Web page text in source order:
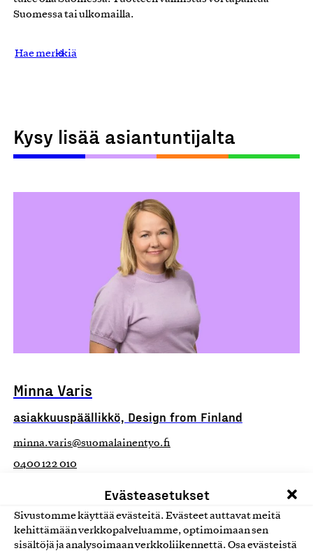
Evästeasetukset
Sivustomme käyttää evästeitä. Evästeet auttavat meitä
kehittämään verkkopalveluamme, optimoimaan sen
sisältöjä ja analysoimaan verkkoliikennettä. Osa evästeistä
Suomessa tai ulkomailla.
Hae merkkiä
Kysy lisää asiantuntijalta
Minna Varis
asiakkuuspäällikkö, Design from Finland
minna.varis@suomalainentyo.fi
0400 122 010
Design from Finland -merkin asiantuntija, toimikunnasta
vastaava, asiakashoito, Design from Finland -merkin
hakuneuvonta